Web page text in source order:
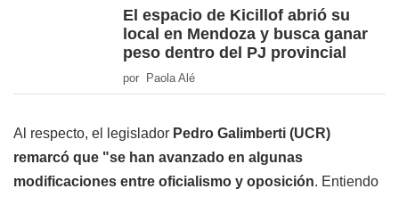
El espacio de Kicillof abrió su
local en Mendoza y busca ganar
peso dentro del PJ provincial
por Paola Alé
Al respecto, el legislador Pedro Galimberti (UCR)
remarcó que "se han avanzado en algunas
modificaciones entre oficialismo y oposición. Entiendo